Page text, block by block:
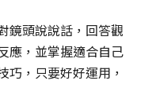
鏡頭說說話，回答觀
應，並掌握適合自己
，只要好好運用，